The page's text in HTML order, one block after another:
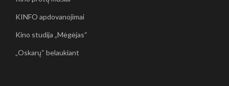
KINFO apdovanojimai
Kino studija „Mėgėjas“
„Oskarų“ belaukiant